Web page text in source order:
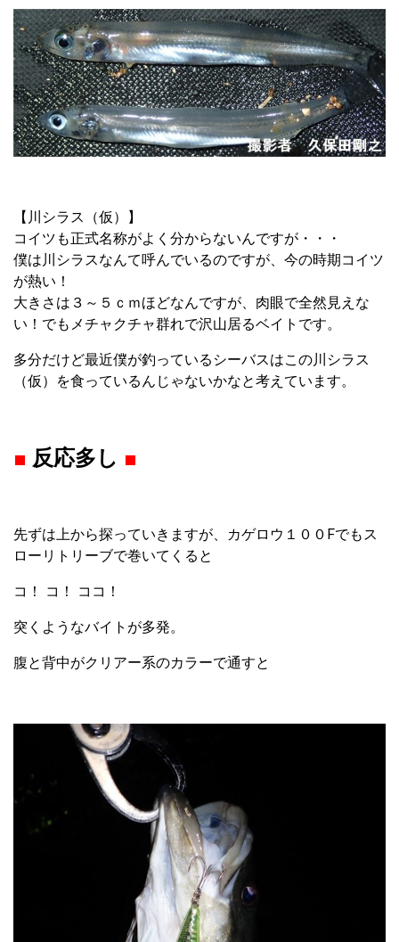
【川シラス（仮）】
コイツも正式名称がよく分からないんですが・・・
僕は川シラスなんて呼んでいるのですが、今の時期コイツ
が熱い！
大きさは３～５ｃｍほどなんですが、肉眼で全然見えな
い！でもメチャクチャ群れで沢山居るベイトです。
多分だけど最近僕が釣っているシーバスはこの川シラス
（仮）を食っているんじゃないかなと考えています。
■ 反応多し ■
先ずは上から探っていきますが、カゲロウ１００Fでもス
ローリトリーブで巻いてくると
コ！ コ！ ココ！
突くようなバイトが多発。
腹と背中がクリアー系のカラーで通すと